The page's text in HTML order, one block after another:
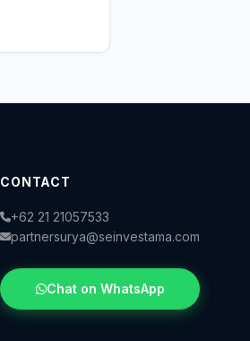
CONTACT
+62 21 21057533
partnersurya@seinvestama.com
Chat on WhatsApp